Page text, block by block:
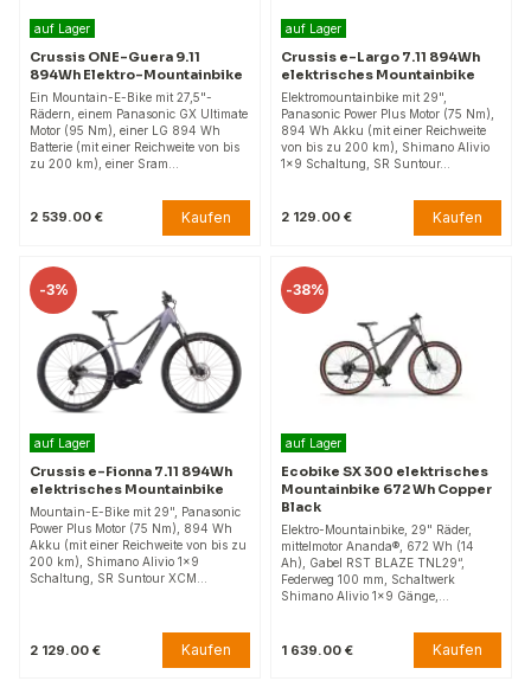
auf Lager
Crussis ONE-Guera 9.11
894Wh Elektro-Mountainbike
Ein Mountain-E-Bike mit 27,5"-
Rädern, einem Panasonic GX Ultimate
Motor (95 Nm), einer LG 894 Wh
Batterie (mit einer Reichweite von bis
zu 200 km), einer Sram…
2 539.00 € Kaufen
auf Lager
Crussis e-Largo 7.11 894Wh
elektrisches Mountainbike
Elektromountainbike mit 29",
Panasonic Power Plus Motor (75 Nm),
894 Wh Akku (mit einer Reichweite
von bis zu 200 km), Shimano Alivio
1x9 Schaltung, SR Suntour…
2 129.00 € Kaufen
-3%
auf Lager
Crussis e-Fionna 7.11 894Wh
elektrisches Mountainbike
Mountain-E-Bike mit 29", Panasonic
Power Plus Motor (75 Nm), 894 Wh
Akku (mit einer Reichweite von bis zu
200 km), Shimano Alivio 1x9
Schaltung, SR Suntour XCM…
2 129.00 € Kaufen
-38%
auf Lager
Ecobike SX 300 elektrisches
Mountainbike 672 Wh Copper
Black
Elektro-Mountainbike, 29" Räder,
mittelmotor Ananda®, 672 Wh (14
Ah), Gabel RST BLAZE TNL29“,
Federweg 100 mm, Schaltwerk
Shimano Alivio 1x9 Gänge,…
1 639.00 € Kaufen